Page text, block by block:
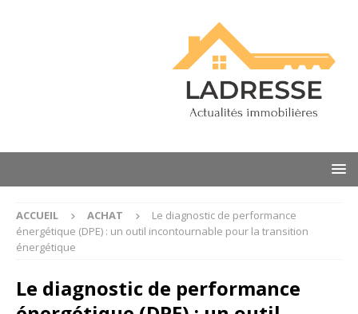
ACCUEIL ACHAT
Le diagnostic de performance
énergétique (DPE) : un outil incontournable pour la transition
énergétique
Le diagnostic de performance